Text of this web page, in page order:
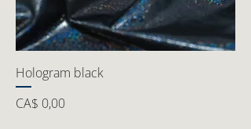
Hologram black
Preço
CA$ 0,00